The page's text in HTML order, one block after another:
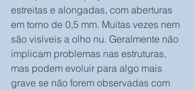
estreitas e alongadas, com aberturas
em torno de 0,5 mm. Muitas vezes nem
são visíveis a olho nu. Geralmente não
implicam problemas nas estruturas,
mas podem evoluir para algo mais
grave se não forem observadas com